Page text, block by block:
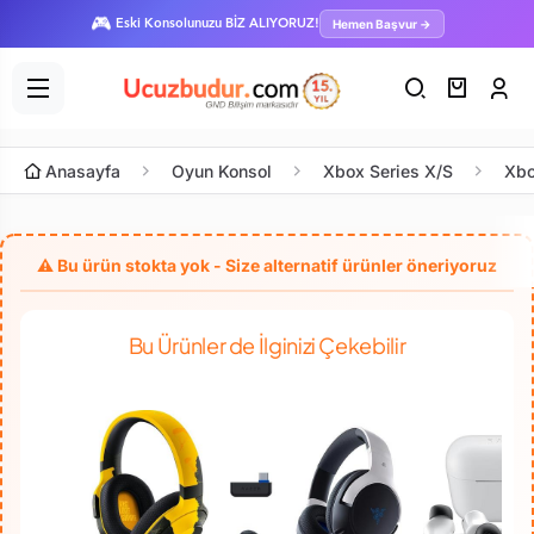
🎮 Eski Konsolunuzu BİZ ALIYORUZ! Hemen Başvur →
Anasayfa Oyun Konsol Xbox Series X/S
Bu Ürünler de İlginizi Çekebilir